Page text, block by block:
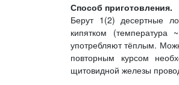
Способ приготовления.
Берут 1(2) десертные
кипятком
употребляют тёплым.
повторным курсом
щитовидной железы